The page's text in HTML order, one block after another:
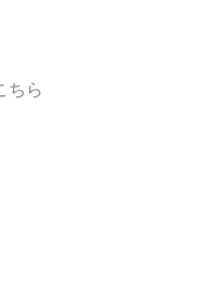
ちら